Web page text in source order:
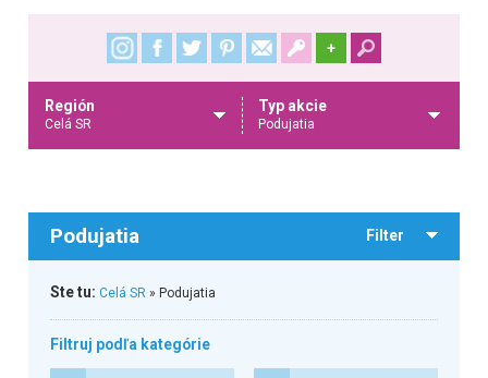
+
Región
Celá SR
Typ akcie
Podujatia
Podujatia Filter
Ste tu: Celá SR» Podujatia
Filtruj podľa kategórie